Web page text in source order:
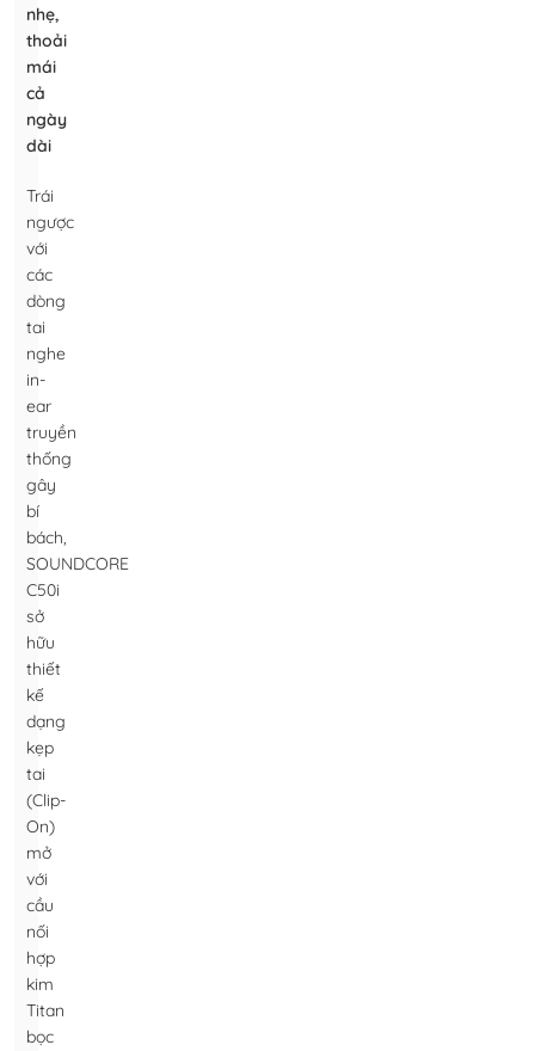
nhẹ,
thoải
mái
cả
ngày
dài
Trái
ngược
với
các
dòng
tai
nghe
in-
ear
truyền
thống
gây
bí
bách,
SOUNDCORE
C50i
sở
hữu
thiết
kế
dạng
kẹp
tai
(Clip-
On)
mở
với
cầu
nối
hợp
kim
Titan
bọc